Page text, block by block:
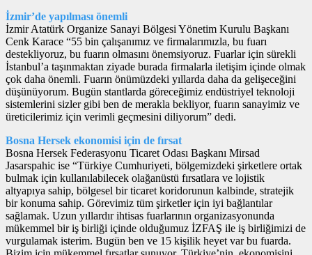
İzmir’de yapılması önemli
İzmir Atatürk Organize Sanayi Bölgesi Yönetim Kurulu Başkanı
Cenk Karace “55 bin çalışanımız ve firmalarımızla, bu fuarı
destekliyoruz, bu fuarın olmasını önemsiyoruz. Fuarlar için sürekli
İstanbul’a taşınmaktan ziyade burada firmalarla iletişim içinde olmak
çok daha önemli. Fuarın önümüzdeki yıllarda daha da gelişeceğini
düşünüyorum. Bugün stantlarda göreceğimiz endüstriyel teknoloji
sistemlerini sizler gibi ben de merakla bekliyor, fuarın sanayimiz ve
üreticilerimiz için verimli geçmesini diliyorum” dedi.
Bosna Hersek ekonomisi için de fırsat
Bosna Hersek Federasyonu Ticaret Odası Başkanı Mirsad
Jasarspahic ise “Türkiye Cumhuriyeti, bölgemizdeki şirketlere ortak
bulmak için kullanılabilecek olağanüstü fırsatlara ve lojistik
altyapıya sahip, bölgesel bir ticaret koridorunun kalbinde, stratejik
bir konuma sahip. Görevimiz tüm şirketler için iyi bağlantılar
sağlamak. Uzun yıllardır ihtisas fuarlarının organizasyonunda
mükemmel bir iş birliği içinde olduğumuz İZFAŞ ile iş birliğimizi de
vurgulamak isterim. Bugün ben ve 15 kişilik heyet var bu fuarda.